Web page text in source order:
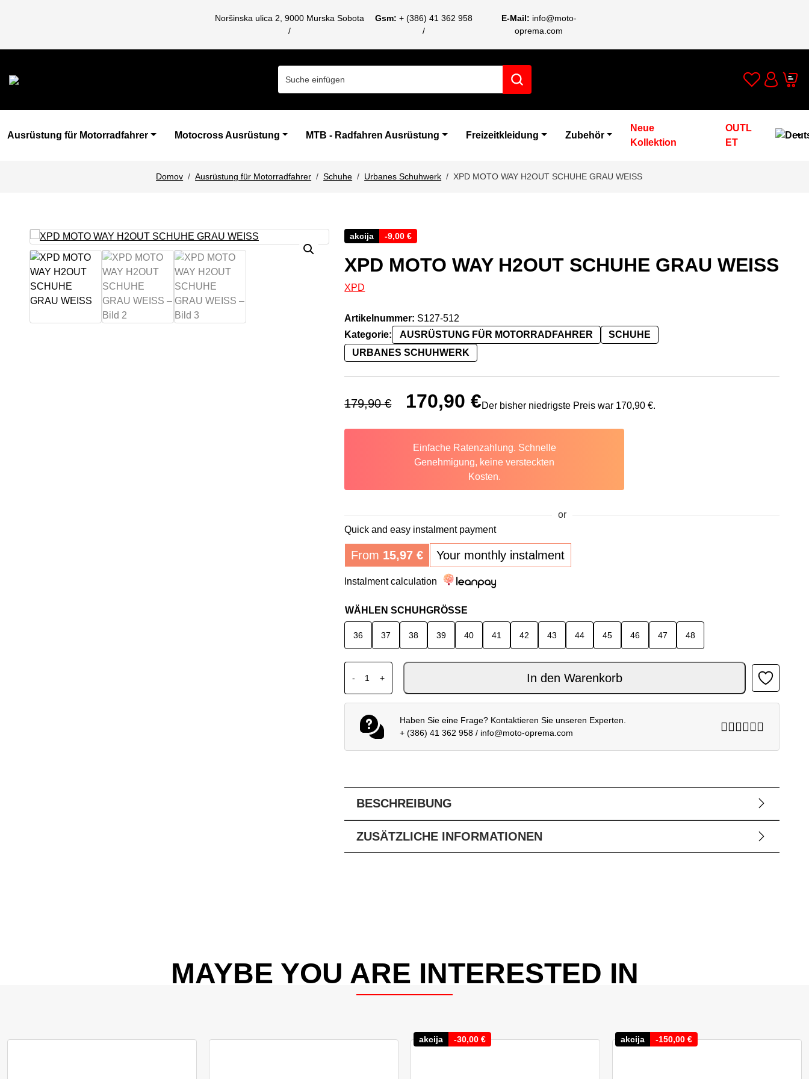
Noršinska ulica 2, 9000 Murska Sobota Gsm: + (386) 41 362 958 E-Mail: info@moto-
oprema.com
Wishlist
Cart
Ausrüstung für Motorradfahrer Motocross Ausrüstung MTB - Radfahren Ausrüstung Freizeitkleidung Zubehör
Neue
Kollektion
OUTL
ET
Domov Ausrüstung für Motorradfahrer Schuhe Urbanes Schuhwerk XPD MOTO WAY H2OUT SCHUHE GRAU WEISS
akcija -9,00€
XPD MOTO WAY H2OUT SCHUHE GRAU WEISS
XPD
Artikelnummer: S127-512
Kategorie:
AUSRÜSTUNG FÜR MOTORRADFAHRER
SCHUHE
URBANES SCHUHWERK
179,90€
Ursprünglicher Preis war: 179,90 €
170,90€Der bisher niedrigste Preis war 170,90€.
Einfache Ratenzahlung. Schnelle
Genehmigung, keine versteckten
Kosten.
or
Quick and easy instalment payment
From 15,97€ Your monthly instalment
Instalment calculation
WÄHLEN SCHUHGRÖSSE
36 37 38 39 40 41 42 43 44 45 46 47 48
-
XPD MOTO WAY H2OUT SCHUHE GRAU WEISS Menge
+ In den Warenkorb
Haben Sie eine Frage? Kontaktieren Sie unseren Experten.
+ (386) 41 362 958 / info@moto-oprema.com
BESCHREIBUNG
ZUSÄTZLICHE INFORMATIONEN
MAYBE YOU ARE INTERESTED IN
akcija -30,00 € akcija -150,00 €